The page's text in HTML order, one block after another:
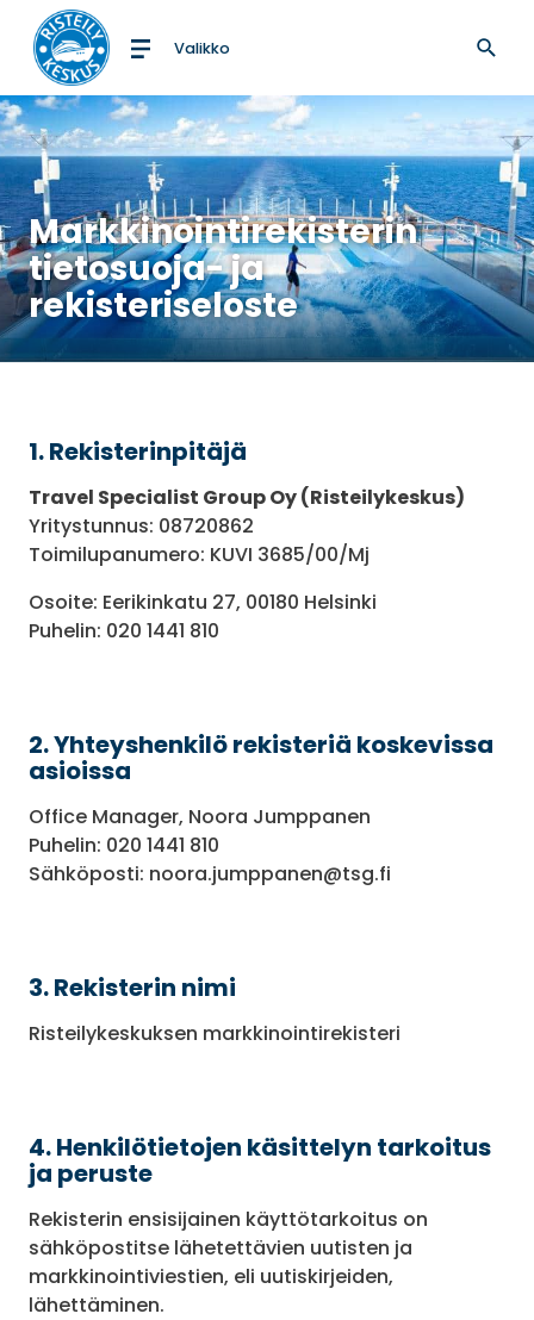
Etusivulle
Valikko
Markkinointirekisterin
tietosuoja- ja
rekisteriseloste
1. Rekisterinpitäjä
Travel Specialist Group Oy (Risteilykeskus)
Yritystunnus: 08720862
Toimilupanumero: KUVI 3685/00/Mj
Osoite: Eerikinkatu 27, 00180 Helsinki
Puhelin: 020 1441 810
2. Yhteyshenkilö rekisteriä koskevissa
asioissa
Office Manager, Noora Jumppanen
Puhelin: 020 1441 810
Sähköposti: noora.jumppanen@tsg.fi
3. Rekisterin nimi
Risteilykeskuksen markkinointirekisteri
4. Henkilötietojen käsittelyn tarkoitus
ja peruste
Rekisterin ensisijainen käyttötarkoitus on
sähköpostitse lähetettävien uutisten ja
markkinointiviestien, eli uutiskirjeiden,
lähettäminen.